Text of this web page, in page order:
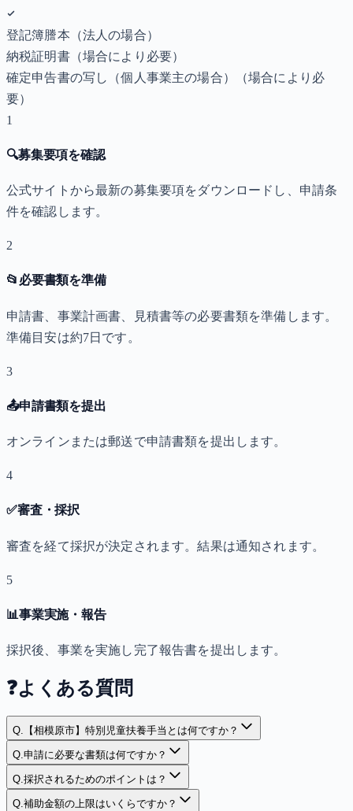
登記簿謄本（法人の場合）
納税証明書（場合により必要）
確定申告書の写し（個人事業主の場合）
（場合により必
要）
1
🔍募集要項を確認
公式サイトから最新の募集要項をダウンロードし、申請条
件を確認します。
2
📂 必要書類を準備
申請書、事業計画書、見積書等の必要書類を準備します。
準備目安は約7日です。
3
📤申請書類を提出
オンラインまたは郵送で申請書類を提出します。
4
✅審査・採択
審査を経て採択が決定されます。結果は通知されます。
5
📊事業実施・報告
採択後、事業を実施し完了報告書を提出します。
❓よくある質問
Q. 【相模原市】特別児童扶養手当とは何ですか？
Q.申請に必要な書類は何ですか？
Q.採択されるためのポイントは？
Q.補助金額の上限はいくらですか？